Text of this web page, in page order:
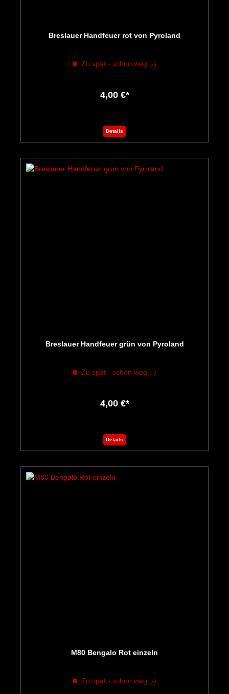
Breslauer Handfeuer rot von Pyroland
Zu spät - schon weg ;-)
4,00 €*
Details
Breslauer Handfeuer grün von Pyroland
Zu spät - schon weg ;-)
4,00 €*
Details
M80 Bengalo Rot einzeln
Zu spät - schon weg ;-)